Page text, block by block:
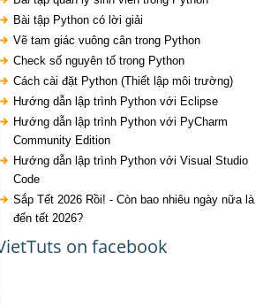
Bài tập Python có lời giải
Vẽ tam giác vuông cân trong Python
Check số nguyên tố trong Python
Cách cài đặt Python (Thiết lập môi trường)
Hướng dẫn lập trình Python với Eclipse
Hướng dẫn lập trình Python với PyCharm
Community Edition
Hướng dẫn lập trình Python với Visual Studio
Code
Sắp Tết 2026 Rồi! - Còn bao nhiêu ngày nữa là
đến tết 2026?
on facebook